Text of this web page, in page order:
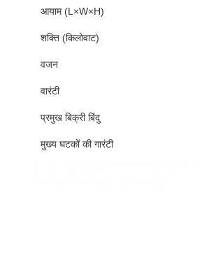
आयाम (L×W×H)
शक्ति (किलोवाट)
वजन
वारंटी
प्रमुख बिक्री बिंदु
मुख्य घटकों की गारंटी